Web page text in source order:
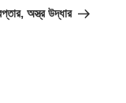
অস্ত্র উদ্ধার